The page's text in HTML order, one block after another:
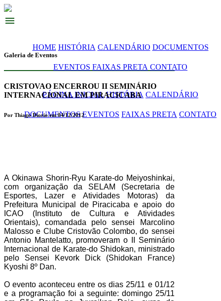
menu
HOME HISTÓRIA CALENDÁRIO DOCUMENTOS
EVENTOS FAIXAS PRETA CONTATO
PÁGINA INICIAL HISTÓRIA CALENDÁRIO
DOCUMENTOS EVENTOS FAIXAS PRETA CONTATO
Galeria de Eventos
CRISTOVAO ENCERROU II SEMINÁRIO
INTERNACIONAL EM PIRACICABA
Por Thiago Diorio em 04/12/2012
A Okinawa Shorin-Ryu Karate-do Meiyoshinkai,
com organização da SELAM (Secretaria de
Esportes, Lazer e Atividades Motoras) da
Prefeitura Municipal de Piracicaba e apoio do
ICAO (Instituto de Cultura e Atividades
Orientais), comandada pelo sensei Marcolino
Malosso e Clube Cristovão Colombo, do sensei
Antonio Mantelatto, promoveram o II Seminário
Internacional de Karate-do Shidokan, ministrado
pelo Sensei Kevork Dick (Shidokan France)
Kyoshi 8º Dan.
O evento aconteceu entre os dias 25/11 e 01/12
e a programação foi a seguinte: domingo 25/11